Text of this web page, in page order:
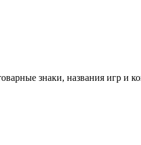
знаки, названия игр и